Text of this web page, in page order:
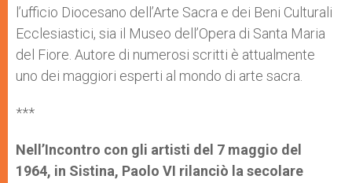
l’ufficio Diocesano dell’Arte Sacra e dei Beni Culturali
Ecclesiastici, sia il Museo dell’Opera di Santa Maria
del Fiore. Autore di numerosi scritti è attualmente
uno dei maggiori esperti al mondo di arte sacra.
***
Nell’Incontro con gli artisti del 7 maggio del
1964, in Sistina, Paolo VI rilanciò la secolare